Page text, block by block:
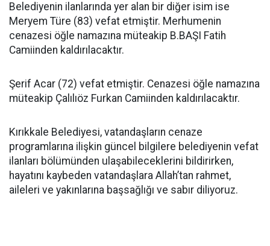
Belediyenin ilanlarında yer alan bir diğer isim ise
Meryem Türe (83) vefat etmiştir. Merhumenin
cenazesi öğle namazına müteakip B.BAŞI Fatih
Camiinden kaldırılacaktır.
Şerif Acar (72) vefat etmiştir. Cenazesi öğle namazına
müteakip Çalılıöz Furkan Camiinden kaldırılacaktır.
Kırıkkale Belediyesi, vatandaşların cenaze
programlarına ilişkin güncel bilgilere belediyenin vefat
ilanları bölümünden ulaşabileceklerini bildirirken,
hayatını kaybeden vatandaşlara Allah’tan rahmet,
aileleri ve yakınlarına başsağlığı ve sabır diliyoruz.